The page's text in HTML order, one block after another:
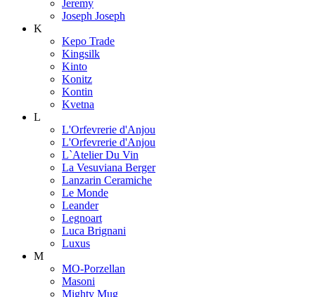
Jeremy
Joseph Joseph
K
Kepo Trade
Kingsilk
Kinto
Konitz
Kontin
Kvetna
L
L'Orfevrerie d'Anjou
L'Orfevrerie d'Anjou
L`Atelier Du Vin
La Vesuviana Berger
Lanzarin Ceramiche
Le Monde
Leander
Legnoart
Luca Brignani
Luxus
M
MO-Porzellan
Masoni
Mighty Mug